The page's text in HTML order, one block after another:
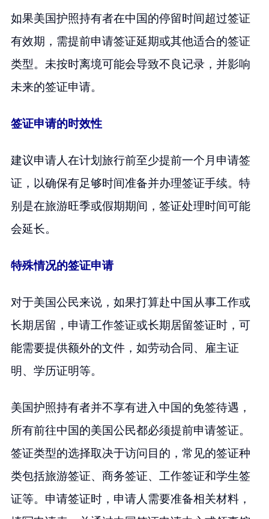
如果美国护照持有者在中国的停留时间超过签证
有效期，需提前申请签证延期或其他适合的签证
类型。未按时离境可能会导致不良记录，并影响
未来的签证申请。
签证申请的时效性
建议申请人在计划旅行前至少提前一个月申请签
证，以确保有足够时间准备并办理签证手续。特
别是在旅游旺季或假期期间，签证处理时间可能
会延长。
特殊情况的签证申请
对于美国公民来说，如果打算赴中国从事工作或
长期居留，申请工作签证或长期居留签证时，可
能需要提供额外的文件，如劳动合同、雇主证
明、学历证明等。
美国护照持有者并不享有进入中国的免签待遇，
所有前往中国的美国公民都必须提前申请签证。
签证类型的选择取决于访问目的，常见的签证种
类包括旅游签证、商务签证、工作签证和学生签
证等。申请签证时，申请人需要准备相关材料，